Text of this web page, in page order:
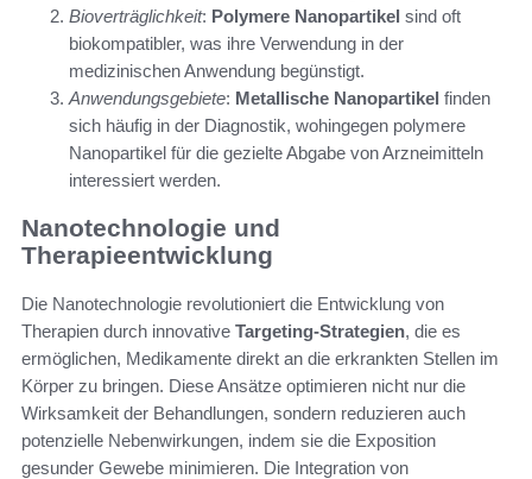
Bioverträglichkeit: Polymere Nanopartikel sind oft
biokompatibler, was ihre Verwendung in der
medizinischen Anwendung begünstigt.
Anwendungsgebiete: Metallische Nanopartikel finden
sich häufig in der Diagnostik, wohingegen polymere
Nanopartikel für die gezielte Abgabe von Arzneimitteln
interessiert werden.
Nanotechnologie und
Therapieentwicklung
Die Nanotechnologie revolutioniert die Entwicklung von
Therapien durch innovative Targeting-Strategien, die es
ermöglichen, Medikamente direkt an die erkrankten Stellen im
Körper zu bringen. Diese Ansätze optimieren nicht nur die
Wirksamkeit der Behandlungen, sondern reduzieren auch
potenzielle Nebenwirkungen, indem sie die Exposition
gesunder Gewebe minimieren. Die Integration von